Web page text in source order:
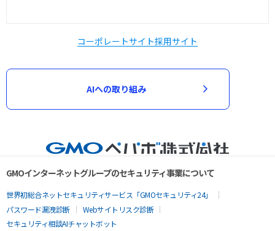
コーポレートサイト採用サイト
AIへの取り組み
GMOインターネットグループのセキュリティ事業について
世界初総合ネットセキュリティサービス「GMOセキュリティ24」
パスワード漏洩診断
Webサイトリスク診断
セキュリティ相談AIチャットボット